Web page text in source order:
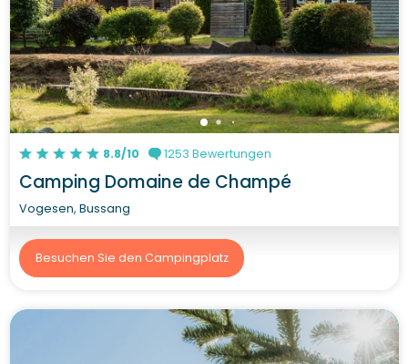
8.8/10 1253 Bewertungen
Camping Domaine de Champé
Vogesen, Bussang
Besuchen Sie den Campingplatz